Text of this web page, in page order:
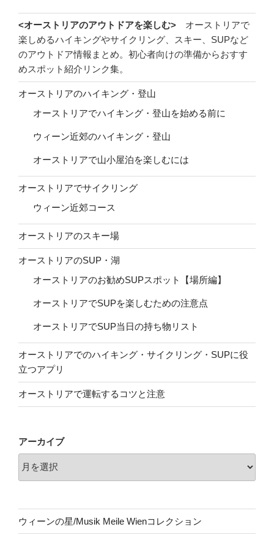
<オーストリアのアウトドアを楽しむ> オーストリアで
楽しめるハイキングやサイクリング、スキー、SUPなど
のアウトドア情報まとめ。初心者向けの準備からおすす
めスポット紹介リンク集。
オーストリアのハイキング・登山
オーストリアでハイキング・登山を始める前に
ウィーン近郊のハイキング・登山
オーストリアで山小屋泊を楽しむには
オーストリアでサイクリング
ウィーン近郊コース
オーストリアのスキー場
オーストリアのSUP・湖
オーストリアのお勧めSUPスポット【場所編】
オーストリアでSUPを楽しむための注意点
オーストリアでSUP当日の持ち物リスト
オーストリアでのハイキング・サイクリング・SUPに役
立つアプリ
オーストリアで運転するコツと注意
アーカイブ
ウィーンの星/Musik Meile Wienコレクション